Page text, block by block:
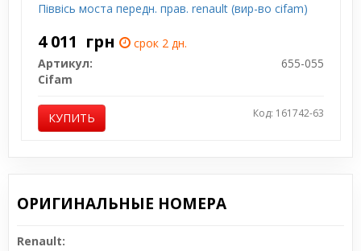
Піввісь моста передн. прав. renault (вир-во cifam)
4 011 грн
срок 2 дн.
Артикул:
655-055
Cifam
КУПИТЬ Код: 161742-63
ОРИГИНАЛЬНЫЕ НОМЕРА
Renault: